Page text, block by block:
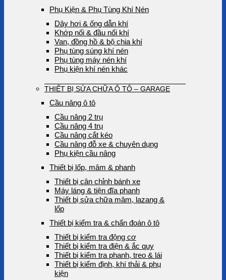
Phụ Kiện & Phụ Tùng Khí Nén
Dây hơi & ống dẫn khí
Khớp nối & đầu nối khí
Van, đồng hồ & bộ chia khí
Phụ tùng súng khí nén
Phụ tùng máy nén khí
Phụ kiện khí nén khác
THIẾT BỊ SỬA CHỮA Ô TÔ – GARAGE
Cầu nâng ô tô
Cầu nâng 2 trụ
Cầu nâng 4 trụ
Cầu nâng cắt kéo
Cầu nâng đỗ xe & chuyên dụng
Phụ kiện cầu nâng
Thiết bị lốp, mâm & phanh
Thiết bị cân chỉnh bánh xe
Máy láng & tiện đĩa phanh
Thiết bị sửa chữa mâm, lazang &
lốp
Thiết bị kiểm tra & chẩn đoán ô tô
Thiết bị kiểm tra động cơ
Thiết bị kiểm tra điện & ắc quy
Thiết bị kiểm tra phanh, treo & lái
Thiết bị kiểm định, khí thải & phụ
kiện